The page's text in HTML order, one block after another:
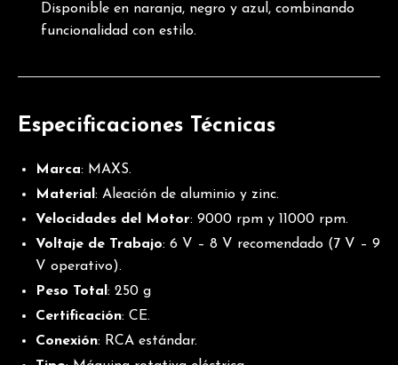
Disponible en naranja, negro y azul, combinando
funcionalidad con estilo.
Especificaciones Técnicas
Marca: MAXS.
Material : Aleación de aluminio y zinc.
Velocidades del Motor: 9000 rpm y 11000 rpm.
Voltaje de Trabajo: 6 V – 8 V recomendado (7 V – 9
V operativo).
Peso Total : 250 g
Certificación: CE.
Conexión: RCA estándar.